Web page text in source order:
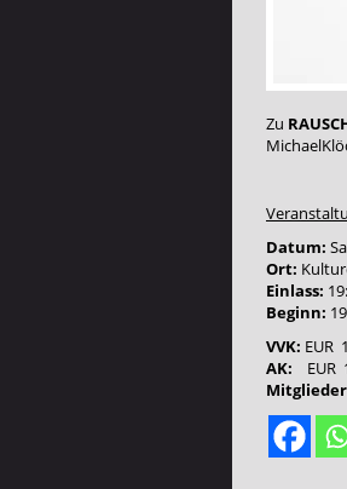
Zu
Datum:
Ort:
Einlass:
Beginn:
VVK: EUR
AK: EUR